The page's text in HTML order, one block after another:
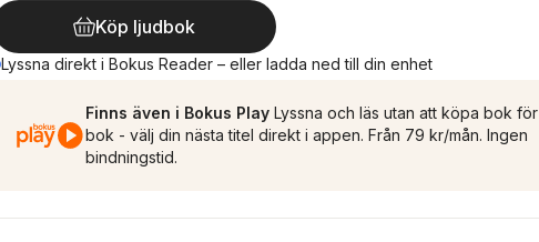
Köp ljudbok
Lyssna direkt i Bokus Reader – eller ladda ned till din enhet
Finns även i Bokus Play Lyssna och läs utan att köpa bok för
bok - välj din nästa titel direkt i appen. Från 79 kr/mån. Ingen
bindningstid.